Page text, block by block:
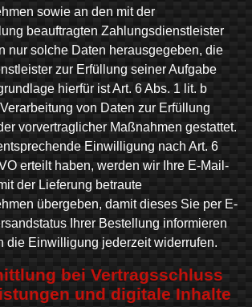
sowie an den mit der
beauftragten Zahlungsdienstleister
nur solche Daten herausgegeben, die
zur Erfüllung seiner Aufgabe
hierfür ist Art. 6 Abs. 1 lit. b
von Daten zur Erfüllung
vorvertraglicher Maßnahmen gestattet.
Einwilligung nach Art. 6
erteilt haben, werden wir Ihre E-Mail-
der Lieferung betraute
übergeben, damit dieses Sie per E-
Ihrer Bestellung informieren
die Einwilligung jederzeit widerrufen.
bei Vertragsschluss
und digitale Inhalte